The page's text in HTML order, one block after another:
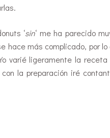
‘sin‘ me ha parecido
más complicado, por
varié ligeramente la
la preparación iré